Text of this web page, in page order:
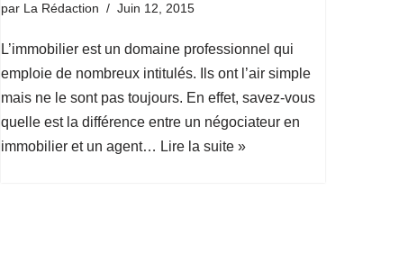
par La Rédaction Juin 12, 2015
L’immobilier est un domaine professionnel qui
emploie de nombreux intitulés. Ils ont l’air simple
mais ne le sont pas toujours. En effet, savez-vous
quelle est la différence entre un négociateur en
immobilier et un agent… Lire la suite »